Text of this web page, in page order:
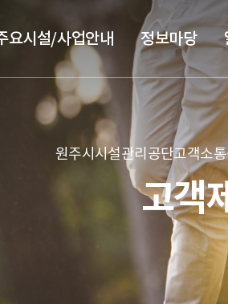
요시설/사업안내 정보마당
원주시시설관리공단고객소
고객